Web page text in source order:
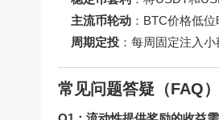
主流币轮动 ：BTC价格低
周期定投 ：每周固定注入
常见问题答疑（FAQ）